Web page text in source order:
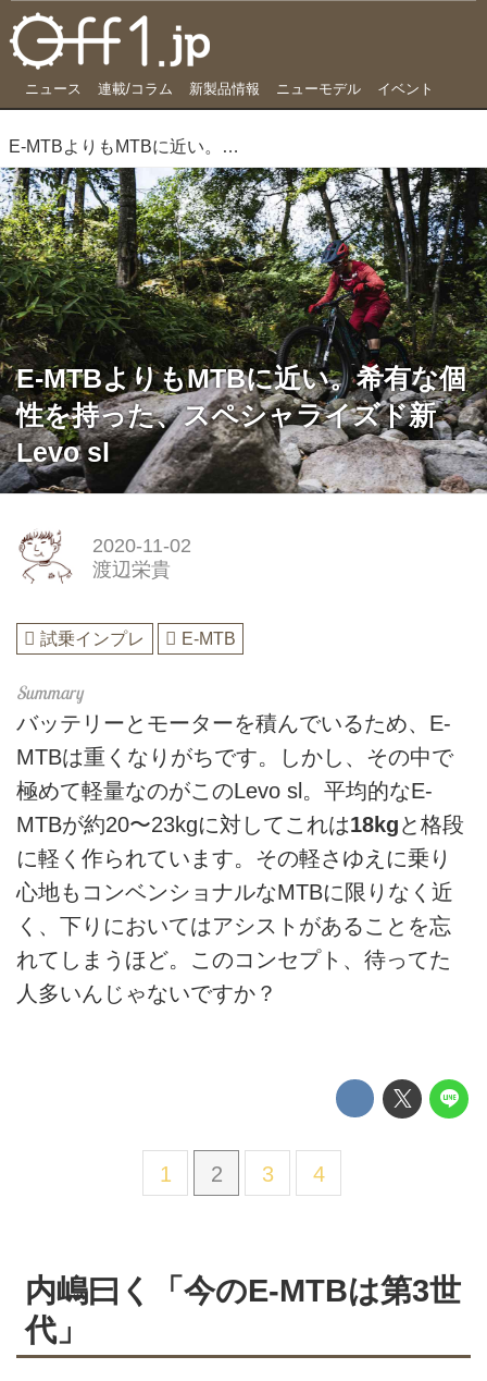
ニュース 連載/コラム 新製品情報 ニューモデル イベント
E-MTBよりもMTBに近い。希有な個性を持った、スペシャライズド新Levo sl
E-MTBよりもMTBに近い。希有な個
性を持った、スペシャライズド新
Levo sl
2020-11-02
渡辺栄貴
試乗インプレ E-MTB
バッテリーとモーターを積んでいるため、E-
MTBは重くなりがちです。しかし、その中で
極めて軽量なのがこのLevo sl。平均的なE-
MTBが約20〜23kgに対してこれは18kgと格段
に軽く作られています。その軽さゆえに乗り
心地もコンベンショナルなMTBに限りなく近
く、下りにおいてはアシストがあることを忘
れてしまうほど。このコンセプト、待ってた
人多いんじゃないですか？
1 2 3 4
内嶋曰く「今のE-MTBは第3世
代」